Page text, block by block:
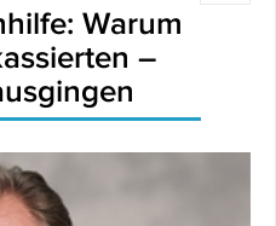
Warum
–